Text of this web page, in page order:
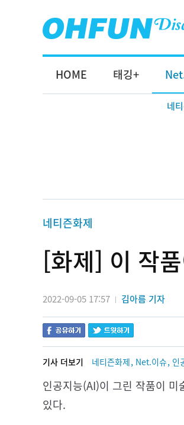
HOME 태깅+
네
네티즌화제
[화제] 이 작
2022-09-05 17:57 | 김아름 기자
기사 더보기 네티즌화제, Net.이슈, 인
인공지능(AI)이 그린 작품이
있다.